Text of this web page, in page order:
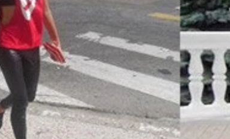
湯、爽快〜！
くてめまいよ
ェンザナイッ♪」とか言ってる余裕ないっ
びた日本の温泉街みたいなマチュピチュ村
）
るところが制限されている
」。深いところは水深３mもある
無料
う感じで着替える
旅友も背を向けている
ピア（約８０円）
が言えたマラナゲ温泉